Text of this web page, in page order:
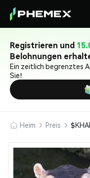
Registrieren und
Belohnungen
Ein zeitlich begrenztes
Sie!
Heim Preis